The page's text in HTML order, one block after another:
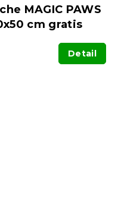
MAGIC PAWS
cm gratis
Detail